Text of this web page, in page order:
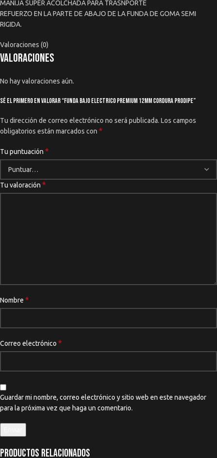
MANIJA SUPER ACOLCHADA PARA TRASNPORTE
REFUERZO EN LA PARTE DE ABAJO DE LA FUNDA DE GOMA SEMI
RIGIDA.
Valoraciones (0)
Valoraciones
No hay valoraciones aún.
Sé el primero en valorar “Funda Bajo Electrico Premium 12mm Cordura Prodipe”
Tu dirección de correo electrónico no será publicada. Los campos
obligatorios están marcados con *
Tu puntuación *
Tu valoración *
Nombre *
Correo electrónico *
Guardar mi nombre, correo electrónico y sitio web en este navegador
para la próxima vez que haga un comentario.
Productos relacionados